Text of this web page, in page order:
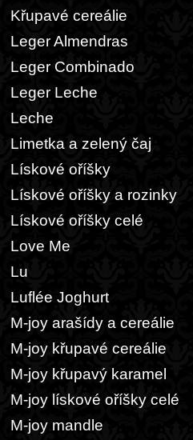
Křupavé cereálie
Leger Almendras
Leger Combinado
Leger Leche
Leche
Limetka a zelený čaj
Lískové oříšky
Lískové oříšky a rozinky
Lískové oříšky celé
Love Me
Lu
Luflée Joghurt
M-joy arašídy a cereálie
M-joy křupavé cereálie
M-joy křupavý karamel
M-joy lískové oříšky celé
M-joy mandle